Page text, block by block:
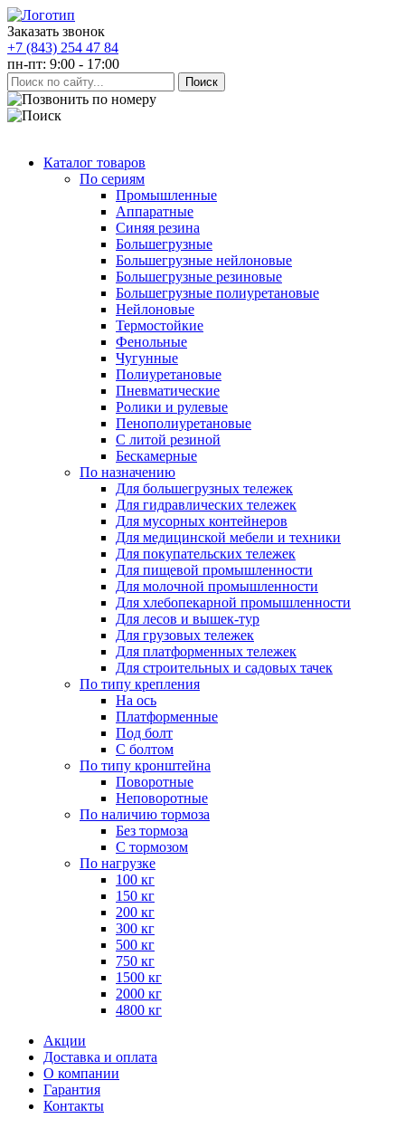
Заказать звонок
+7 (843) 254 47 84
пн-пт: 9:00 - 17:00
Каталог товаров
По сериям
Промышленные
Аппаратные
Синяя резина
Большегрузные
Большегрузные нейлоновые
Большегрузные резиновые
Большегрузные полиуретановые
Нейлоновые
Термостойкие
Фенольные
Чугунные
Полиуретановые
Пневматические
Ролики и рулевые
Пенополиуретановые
С литой резиной
Бескамерные
По назначению
Для большегрузных тележек
Для гидравлических тележек
Для мусорных контейнеров
Для медицинской мебели и техники
Для покупательских тележек
Для пищевой промышленности
Для молочной промышленности
Для хлебопекарной промышленности
Для лесов и вышек-тур
Для грузовых тележек
Для платформенных тележек
Для строительных и садовых тачек
По типу крепления
На ось
Платформенные
Под болт
С болтом
По типу кронштейна
Поворотные
Неповоротные
По наличию тормоза
Без тормоза
С тормозом
По нагрузке
100 кг
150 кг
200 кг
300 кг
500 кг
750 кг
1500 кг
2000 кг
4800 кг
Акции
Доставка и оплата
О компании
Гарантия
Контакты